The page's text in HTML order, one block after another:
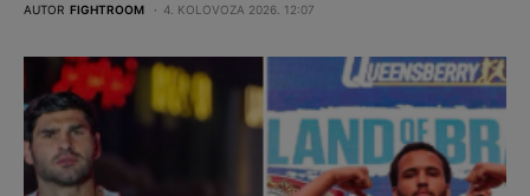
AUTOR FIGHTROOM 4. KOLOVOZA 2026. 12:07